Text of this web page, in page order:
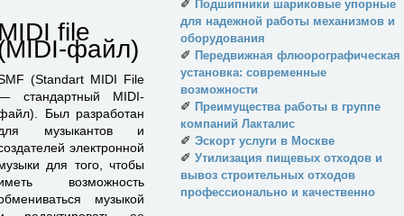
file
файл)
(Standart MIDI File
стандартный MIDI-
Был разработан
музыкантов и
электронной
для того, чтобы
возможность
музыкой
✐ Подшипники шариковые упорные
для надежной работы механизмов и
оборудования
✐ Передвижная флюорографическая
установка: современные
возможности
✐ Преимущества работы в группе
компаний Лакталис
✐ Эскорт услуги в Москве
✐ Утилизация пищевых отходов и
вывоз строительных отходов
профессионально и качественно